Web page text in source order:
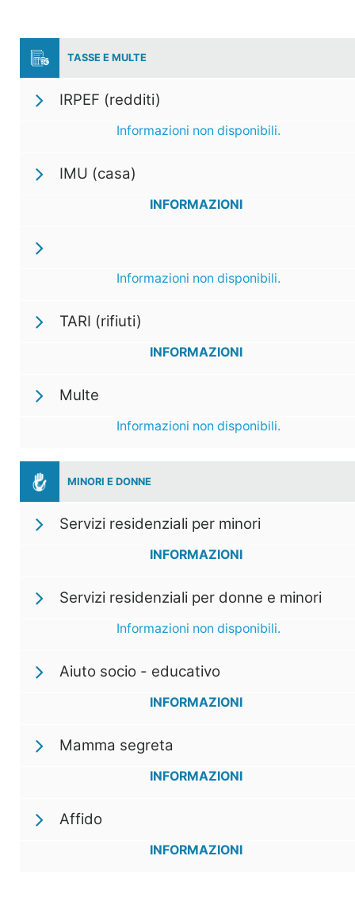
TASSE E MULTE
IRPEF (redditi)
Informazioni non disponibili.
IMU (casa)
INFORMAZIONI
Informazioni non disponibili.
TARI (rifiuti)
INFORMAZIONI
Multe
Informazioni non disponibili.
MINORI E DONNE
Servizi residenziali per minori
INFORMAZIONI
Servizi residenziali per donne e minori
Informazioni non disponibili.
Aiuto socio - educativo
INFORMAZIONI
Mamma segreta
INFORMAZIONI
Affido
INFORMAZIONI